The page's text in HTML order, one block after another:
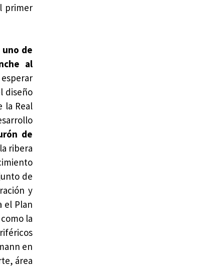
primer
de
al
diseño
la Real
de
ribera
de
y
el Plan
la
en
área